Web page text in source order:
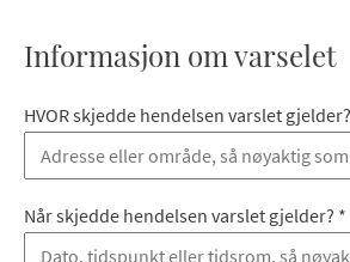
Informasjon om varselet
HVOR skjedde hendelsen varslet gjelder?
Når skjedde hendelsen varslet gjelder? *